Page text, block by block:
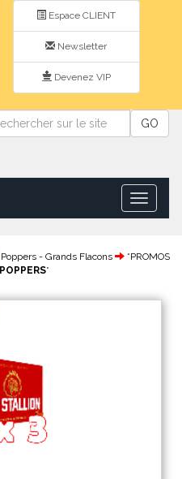
Espace CLIENT
Newsletter
Devenez VIP
sur
GO
Toggle
navigation
Poppers - Grands Flacons
*PROMOS
POPPERS*